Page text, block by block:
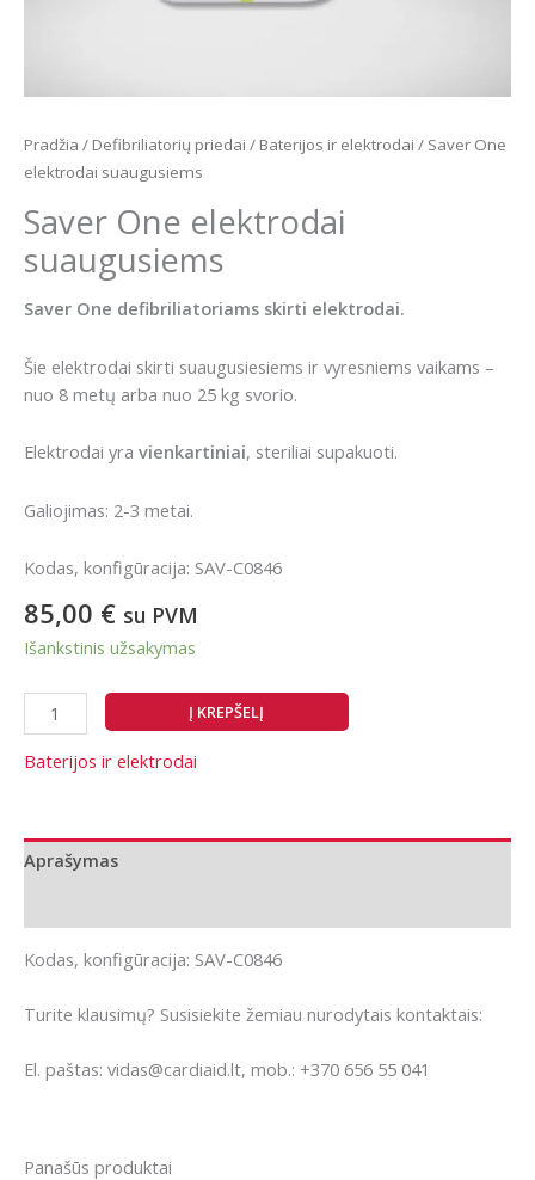
Pradžia / Defibriliatorių priedai / Baterijos ir elektrodai / Saver One
elektrodai suaugusiems
Saver One elektrodai
suaugusiems
Saver One defibriliatoriams skirti elektrodai.
Šie elektrodai skirti suaugusiesiems ir vyresniems vaikams –
nuo 8 metų arba nuo 25 kg svorio.
Elektrodai yra vienkartiniai, steriliai supakuoti.
Galiojimas: 2-3 metai.
Kodas, konfigūracija: SAV-C0846
85,00 € su PVM
Išankstinis užsakymas
produkto
kiekis:
Saver
suaugusiems
Į KREPŠELĮ
Baterijos ir elektrodai
Aprašymas
Kodas, konfigūracija: SAV-C0846
Turite klausimų? Susisiekite žemiau nurodytais kontaktais:
El. paštas: vidas@cardiaid.lt, mob.: +370 656 55 041
Panašūs produktai